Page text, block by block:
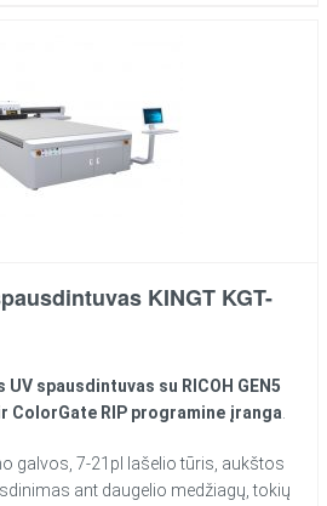
KINGT KGT-
UV spausdintuvas su RICOH GEN5
ColorGate RIP programine įranga
galvos, 7-21pl lašelio tūris, aukštos
ant daugelio medžiagų, tokių